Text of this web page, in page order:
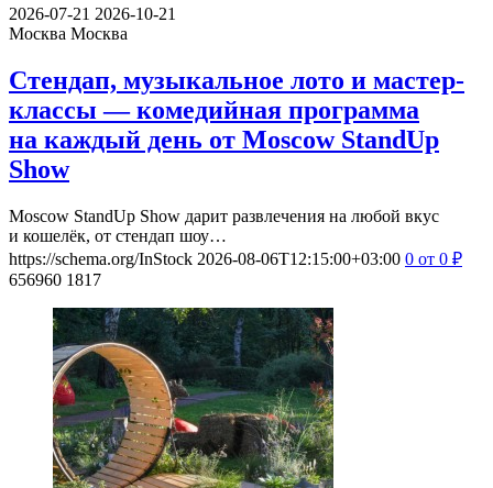
2026-07-21 2026-10-21
Москва Москва
Стендап, музыкальное лото и мастер-
классы — комедийная программа
на каждый день от Moscow StandUp
Show
Moscow StandUp Show дарит развлечения на любой вкус
и кошелёк, от стендап шоу…
https://schema.org/InStock 2026-08-06T12:15:00+03:00 0 от 0 ₽
656960 1817